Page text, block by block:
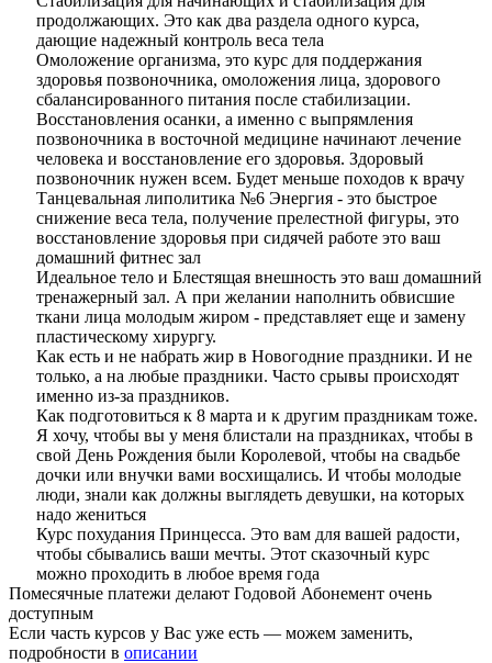
продолжающих. Это как два раздела одного курса,
дающие надежный контроль веса тела
Омоложение организма, это курс для поддержания
здоровья позвоночника, омоложения лица, здорового
сбалансированного питания после стабилизации.
Восстановления осанки, а именно с выпрямления
позвоночника в восточной медицине начинают лечение
человека и восстановление его здоровья. Здоровый
позвоночник нужен всем. Будет меньше походов к врачу
Танцевальная липолитика №6 Энергия - это быстрое
снижение веса тела, получение прелестной фигуры, это
восстановление здоровья при сидячей работе это ваш
домашний фитнес зал
Идеальное тело и Блестящая внешность это ваш домашний
тренажерный зал. А при желании наполнить обвисшие
ткани лица молодым жиром - представляет еще и замену
пластическому хирургу.
Как есть и не набрать жир в Новогодние праздники. И не
только, а на любые праздники. Часто срывы происходят
именно из-за праздников.
Как подготовиться к 8 марта и к другим праздникам тоже.
Я хочу, чтобы вы у меня блистали на праздниках, чтобы в
свой День Рождения были Королевой, чтобы на свадьбе
дочки или внучки вами восхищались. И чтобы молодые
люди, знали как должны выглядеть девушки, на которых
надо жениться
Курс похудания Принцесса. Это вам для вашей радости,
чтобы сбывались ваши мечты. Этот сказочный курс
можно проходить в любое время года
Помесячные платежи делают Годовой Абонемент очень
доступным
Если часть курсов у Вас уже есть — можем заменить,
подробности в описании